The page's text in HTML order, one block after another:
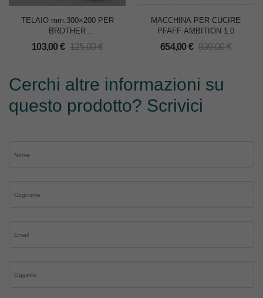
TELAIO mm.300×200 PER
BROTHER
PR600/PR600II/PR620/PR650/PR1000
103,00 € 125,00€
MACCHINA PER CUCIRE
PFAFF AMBITION 1.0
654,00 € 839,00€
Cerchi altre informazioni su
questo prodotto? Scrivici